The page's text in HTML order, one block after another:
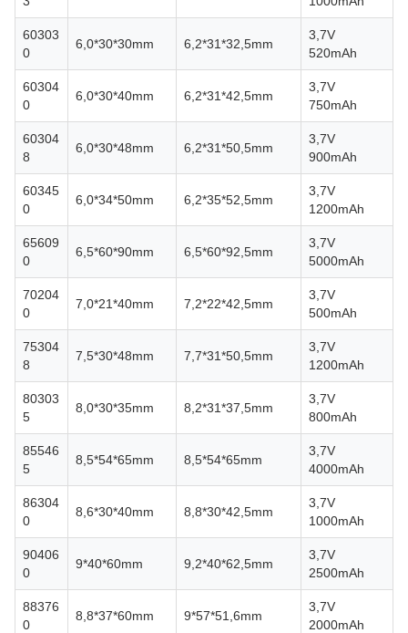
60303
0
6,0*30*30mm 6,2*31*32,5mm
3,7V
520mAh
60304
0
6,0*30*40mm 6,2*31*42,5mm
3,7V
750mAh
60304
8
6,0*30*48mm 6,2*31*50,5mm
3,7V
900mAh
60345
0
6,0*34*50mm 6,2*35*52,5mm
3,7V
1200mAh
65609
0
6,5*60*90mm 6,5*60*92,5mm
3,7V
5000mAh
70204
0
7,0*21*40mm 7,2*22*42,5mm
3,7V
500mAh
75304
8
7,5*30*48mm 7,7*31*50,5mm
3,7V
1200mAh
80303
5
8,0*30*35mm 8,2*31*37,5mm
3,7V
800mAh
85546
5
8,5*54*65mm 8,5*54*65mm
3,7V
4000mAh
86304
0
8,6*30*40mm 8,8*30*42,5mm
3,7V
1000mAh
90406
0
9*40*60mm 9,2*40*62,5mm
3,7V
2500mAh
88376
0
8,8*37*60mm 9*57*51,6mm
3,7V
2000mAh